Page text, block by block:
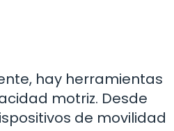
hay herramientas
motriz. Desde
de movilidad